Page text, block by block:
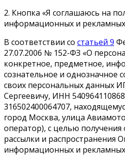
2. Кнопка «Я соглашаюсь на
информационных и
В соответствии со статьей 9
27.07.2006 № 152-ФЗ «О
конкретное, предметное,
сознательное и однозначное
своих персональных данных
Сергеевичу, ИНН
316502400064707,
город Москва, улица
оператор), с целью получения
рассылки и распространения
информационных и